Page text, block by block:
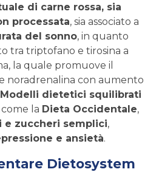
di carne rossa, sia
processata, sia associato a
del sonno, in quanto
tra triptofano e tirosina a
la quale promuove il
noradrenalina con aumento
Modelli dietetici squilibrati
come la Dieta Occidentale,
e zuccheri semplici,
e ansietà.
Dietosystem